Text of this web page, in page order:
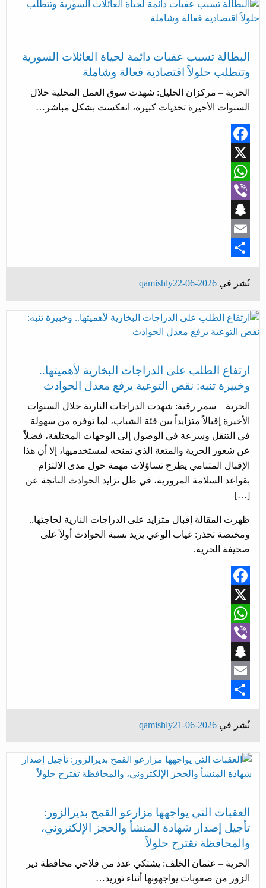
البطالة تسبب عقبات دائمة لحياة العائلات السورية
وتتطلب حلولاً اقتصادية فعالة وشاملة
الحرية – مركزان الخليل: شهدت سوق العمل المحلية خلال
السنوات الأخيرة تحديات كبيرة، انعكست بشكل مباشر…
Facebook
X
WhatsApp
Viber
Snapchat
Email
Share
نُشر في 2026-06-22
qamishly
ارتفاع الطلب على الدراجات البخارية لأهميتها..
وخبيرة تنبه: نقص التوعية يرفع معدل الحوادث
الحرية – سمر رقية: شهدت الدراجات النارية خلال السنوات
الأخيرة إقبالاً متزايداً بين فئة الشباب، لما توفره من سهولة
في التنقل وسرعة في الوصول إلى الوجهات المختلفة، فضلاً
عن شعور الحرية والمتعة الذي تمنحه لمستخدميها، إلا أن هذا
الإقبال المتنامي يطرح تساؤلات مهمة حول مدى الالتزام
بقواعد السلامة المرورية، في ظل تزايد الحوادث الناتجة عن
[…]
ظهرت المقالة إقبال متزايد على الدراجات النارية لحاجتها..
ومختصة تحذر: غياب الوعي يزيد نسبة الحوادث أولاً على
صحيفة الحرية.
Facebook
X
WhatsApp
Viber
Snapchat
Email
Share
نُشر في 2026-06-21
qamishly
العقبات التي يواجهها مزارعو القمح بديرالزور:
تأجيل إصدار شهادة المنشأ والحجز الإلكتروني،
والمحافظة تقترح حلولاً
الحرية – عثمان الخلف: يشتكي عدد من فلاحي محافظة دير
الزور من صعوبات يواجهونها أثناء توريد…